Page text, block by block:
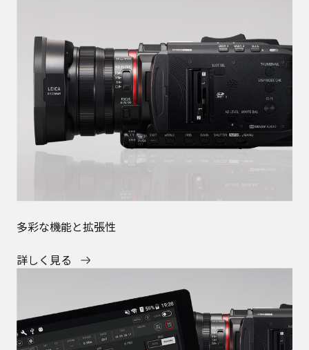
多彩な機能と拡張性
詳しく見る